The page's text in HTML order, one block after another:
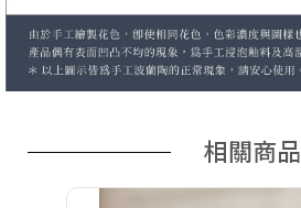
相關商品